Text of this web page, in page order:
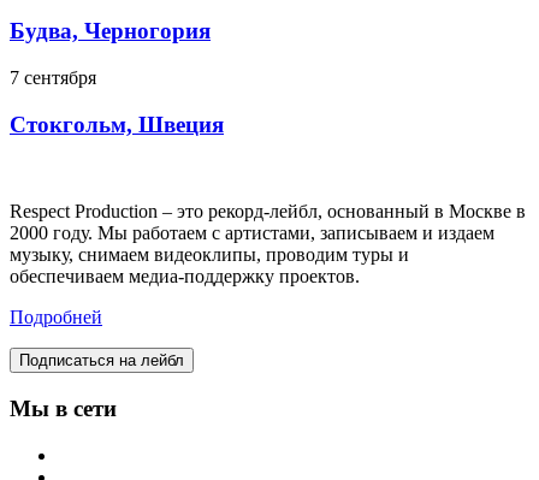
Будва, Черногория
7 сентября
Стокгольм, Швеция
Respect Production – это рекорд-лейбл, основанный в Москве в
2000 году. Мы работаем с артистами, записываем и издаем
музыку, снимаем видеоклипы, проводим туры и
обеспечиваем медиа-поддержку проектов.
Подробней
Подписаться на лейбл
Мы в сети